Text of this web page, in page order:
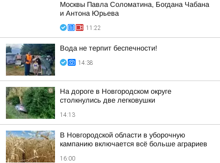
Москвы Павла Соломатина, Богдана Чабана
и Антона Юрьева
11:22
Вода не терпит беспечности!
14:38
На дороге в Новгородском округе
столкнулись две легковушки
14:13
В Новгородской области в уборочную
кампанию включается всё больше аграриев
16:00